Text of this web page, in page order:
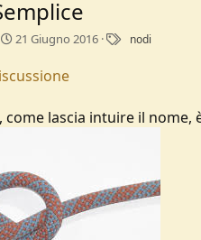
C
e
a
i
d
a
21 Giugno 2016 nodi
come lascia intuire il nome,